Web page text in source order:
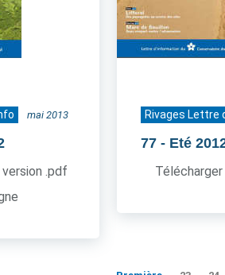
mai 2013
.pdf
Rivages Lettre
77 - Eté